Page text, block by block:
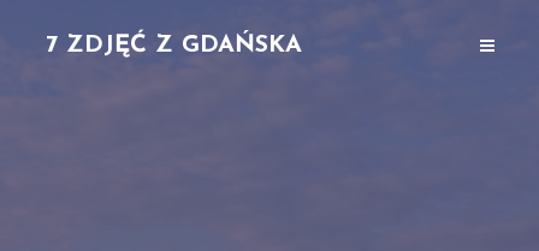
7 ZDJĘĆ Z GDAŃSKA